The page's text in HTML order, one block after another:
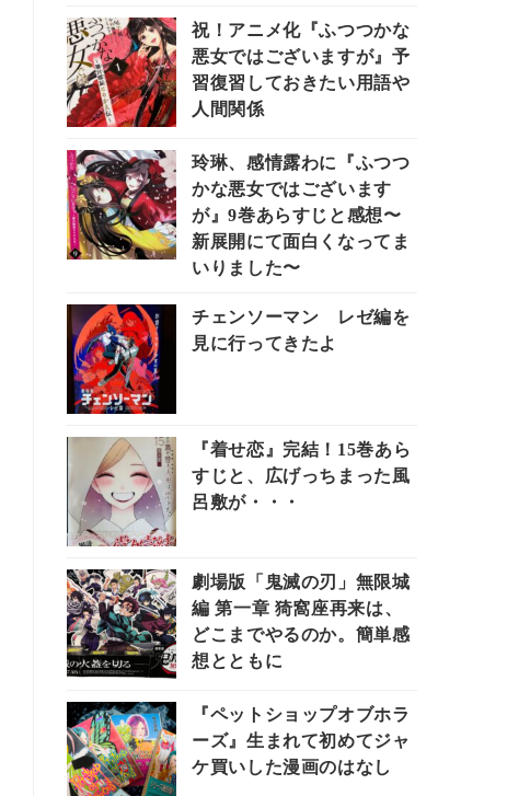
祝！アニメ化『ふつつかな
悪女ではございますが』予
習復習しておきたい用語や
人間関係
玲琳、感情露わに『ふつつ
かな悪女ではございます
が』9巻あらすじと感想〜
新展開にて面白くなってま
いりました〜
チェンソーマン レゼ編を
見に行ってきたよ
『着せ恋』完結！15巻あら
すじと、広げっちまった風
呂敷が・・・
劇場版「鬼滅の刃」無限城
編 第一章 猗窩座再来は、
どこまでやるのか。簡単感
想とともに
『ペットショップオブホラ
ーズ』生まれて初めてジャ
ケ買いした漫画のはなし